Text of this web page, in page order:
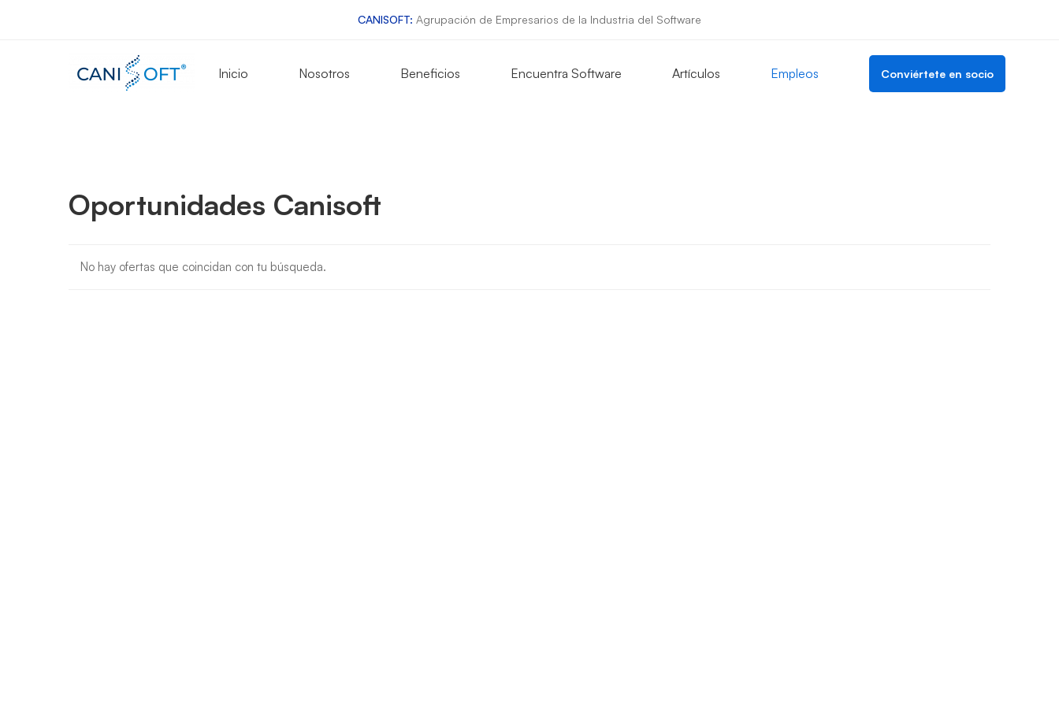
CANISOFT: Agrupación de Empresarios de la Industria del Software
Inicio Nosotros Beneficios Encuentra Software Artículos Empleos Conviértete en socio
Oportunidades
Canisoft
Oportunidades Canisoft
No hay ofertas que coincidan con tu búsqueda.